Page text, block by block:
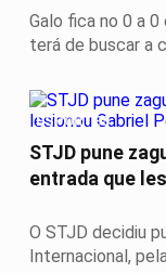
Galo fica no 0 a
terá de buscar a
ESPORTES
STJD pune
entrada que
O STJD decidiu
Internacional,